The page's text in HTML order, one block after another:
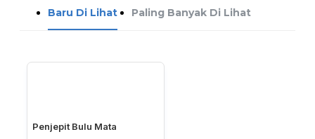
Baru Di Lihat Paling Banyak Di Lihat
Penjepit Bulu Mata